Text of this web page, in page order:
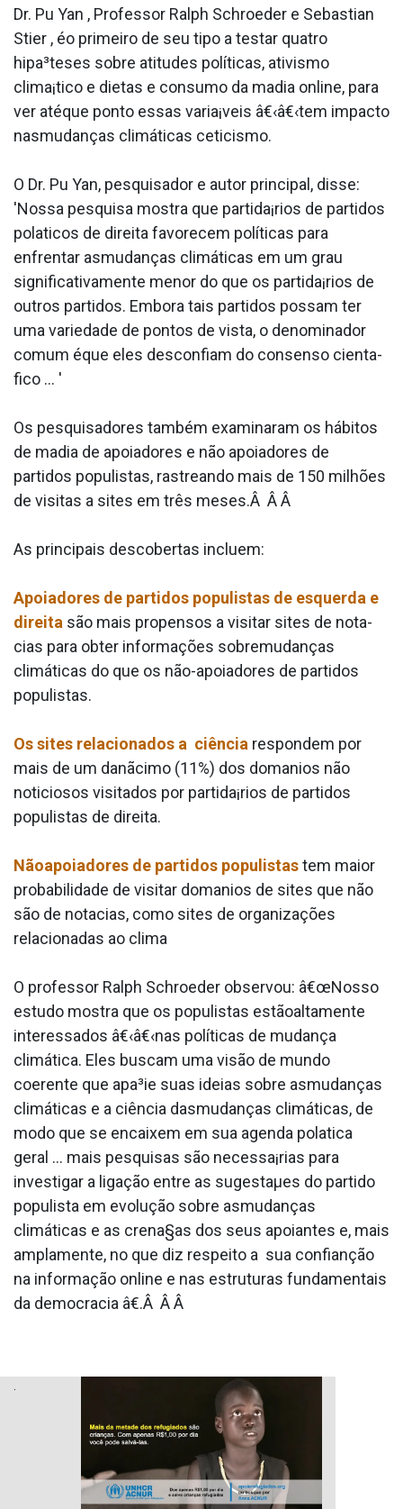
Dr. Pu Yan , Professor Ralph Schroeder e Sebastian
Stier , éo primeiro de seu tipo a testar quatro
hipa³teses sobre atitudes políticas, ativismo
clima¡tico e dietas e consumo da ma­dia online, para
ver atéque ponto essas varia¡veis â€‹â€‹tem impacto
nasmudanças climáticas ceticismo.
O Dr. Pu Yan, pesquisador e autor principal, disse:
'Nossa pesquisa mostra que partida¡rios de partidos
pola­ticos de direita favorecem políticas para
enfrentar asmudanças climáticas em um grau
significativamente menor do que os partida¡rios de
outros partidos. Embora tais partidos possam ter
uma variedade de pontos de vista, o denominador
comum éque eles desconfiam do consenso cienta­
fico ... '
Os pesquisadores também examinaram os hábitos
de ma­dia de apoiadores e não apoiadores de
partidos populistas, rastreando mais de 150 milhões
de visitas a sites em três meses.Â Â Â
As principais descobertas incluem:
Apoiadores de partidos populistas de esquerda e
direita são mais propensos a visitar sites de nota­
cias para obter informações sobremudanças
climáticas do que os não-apoiadores de partidos
populistas.
Os sites relacionados a ciência respondem por
mais de um danãcimo (11%) dos doma­nios não
noticiosos visitados por partida¡rios de partidos
populistas de direita.
Nãoapoiadores de partidos populistastem maior
probabilidade de visitar doma­nios de sites que não
são de nota­cias, como sites de organizações
relacionadas ao clima
O professor Ralph Schroeder observou: â€œNosso
estudo mostra que os populistas estãoaltamente
interessados â€‹â€‹nas políticas de mudança
climática. Eles buscam uma visão de mundo
coerente que apa³ie suas ideias sobre asmudanças
climáticas e a ciência dasmudanças climáticas, de
modo que se encaixem em sua agenda pola­tica
geral ... mais pesquisas são necessa¡rias para
investigar a ligação entre as sugestaµes do partido
populista em evolução sobre asmudanças
climáticas e as crena§as dos seus apoiantes e, mais
amplamente, no que diz respeito a sua confianção
na informação online e nas estruturas fundamentais
da democracia â€.Â Â Â